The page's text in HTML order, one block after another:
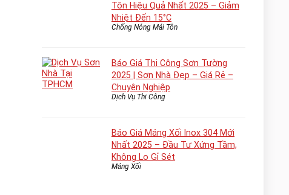
Tôn Hiệu Quả Nhất 2025 – Giảm
Nhiệt Đến 15°C
Chống Nóng Mái Tôn
Báo Giá Thi Công Sơn Tường
2025 | Sơn Nhà Đẹp – Giá Rẻ –
Chuyên Nghiệp
Dịch Vụ Thi Công
Báo Giá Máng Xối Inox 304 Mới
Nhất 2025 – Đầu Tư Xứng Tầm,
Không Lo Gỉ Sét
Máng Xối